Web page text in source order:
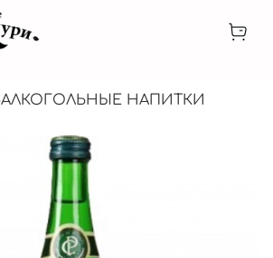
НАПИТКИ